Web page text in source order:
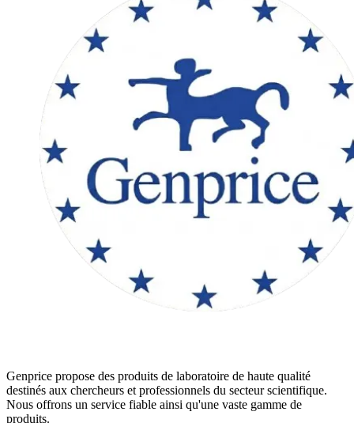
Genprice propose des produits de laboratoire de haute qualité
destinés aux chercheurs et professionnels du secteur scientifique.
Nous offrons un service fiable ainsi qu'une vaste gamme de
produits.